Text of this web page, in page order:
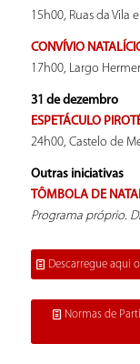
15h00, Ruas da Vila
CONVÍVIO
17h00, Largo
31 de dezembro
ESPETÁCULO
24h00, Castelo de
Outras iniciativas
TÔMBOLA DE
Programa próprio.
Descarregue aqui
Normas de